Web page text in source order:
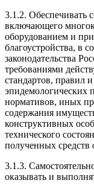
3.1.2. Обеспечивать
включающего
оборудованием и
благоустройства, в
законодательства
требованиями
стандартов, правил
эпидемологических
нормативов, иных
содержания
конструктивных
технического
полученных средств
3.1.3.
оказывать и